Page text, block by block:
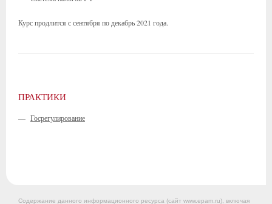
Курс продлится с сентября по декабрь 2021 года.
ПРАКТИКИ
— Госрегулирование
Содержание данного информационного ресурса (сайт www.epam.ru), включая